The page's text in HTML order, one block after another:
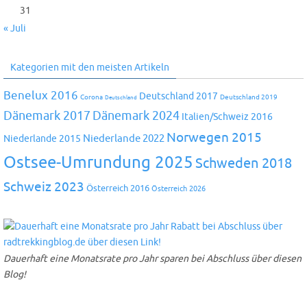
31
« Juli
Kategorien mit den meisten Artikeln
Benelux 2016 Corona Deutschland Deutschland 2017 Deutschland 2019
Dänemark 2017 Dänemark 2024 Italien/Schweiz 2016
Niederlande 2015 Niederlande 2022 Norwegen 2015
Ostsee-Umrundung 2025 Schweden 2018
Schweiz 2023 Österreich 2016 Österreich 2026
Dauerhaft eine Monatsrate pro Jahr sparen bei Abschluss über diesen
Blog!